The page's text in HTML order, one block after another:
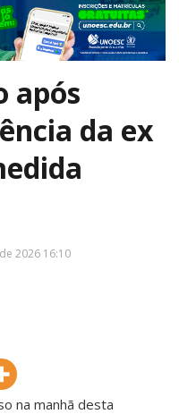
após
da ex
2026 16:10
na manhã desta